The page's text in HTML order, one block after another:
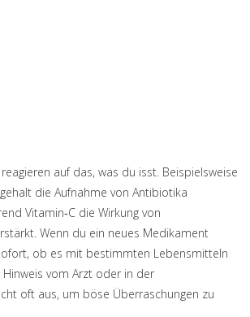
auf das, was du isst. Beispielsweise
die Aufnahme von Antibiotika
Vitamin‑C die Wirkung von
Wenn du ein neues Medikament
ob es mit bestimmten Lebensmitteln
vom Arzt oder in der
oft aus, um böse Überraschungen zu